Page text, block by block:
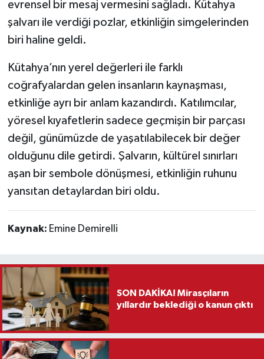
evrensel bir mesaj vermesini sağladı. Kütahya
şalvarı ile verdiği pozlar, etkinliğin simgelerinden
biri haline geldi.
Kütahya’nın yerel değerleri ile farklı
coğrafyalardan gelen insanların kaynaşması,
etkinliğe ayrı bir anlam kazandırdı. Katılımcılar,
yöresel kıyafetlerin sadece geçmişin bir parçası
değil, günümüzde de yaşatılabilecek bir değer
olduğunu dile getirdi. Şalvarın, kültürel sınırları
aşan bir sembole dönüşmesi, etkinliğin ruhunu
yansıtan detaylardan biri oldu.
Kaynak: Emine Demirelli
SON DAKİKA! Mirasçıların
yıllardır beklediği o kanun çıktı